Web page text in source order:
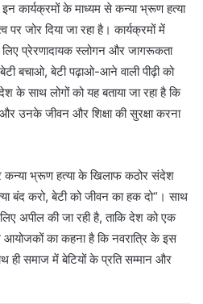
कार्यक्रमों के माध्यम से कन्या भ्रूण हत्या
पर जोर दिया जा रहा है। कार्यक्रमों में
प्रेरणादायक स्लोगन और जागरूकता
बचाओ, बेटी पढ़ाओ-आने वाली पीढ़ी को
साथ लोगों को यह बताया जा रहा है कि
उनके जीवन और शिक्षा की सुरक्षा करना
कन्या भ्रूण हत्या के खिलाफ कठोर संदेश
बंद करो, बेटी को जीवन का हक दो“। साथ
लिए अपील की जा रही है, ताकि देश को एक
का कहना है कि नवरात्रि के इस
ही समाज में बेटियों के प्रति सम्मान और